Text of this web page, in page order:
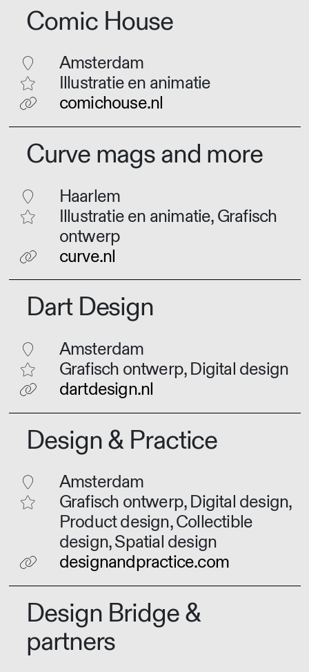
Comic House
Amsterdam
Illustratie en animatie
comichouse.nl
Curve mags and more
Haarlem
Illustratie en animatie, Grafisch
ontwerp
curve.nl
Dart Design
Amsterdam
Grafisch ontwerp, Digital design
dartdesign.nl
Design & Practice
Amsterdam
Grafisch ontwerp, Digital design,
Product design, Collectible
design, Spatial design
designandpractice.com
Design Bridge &
partners